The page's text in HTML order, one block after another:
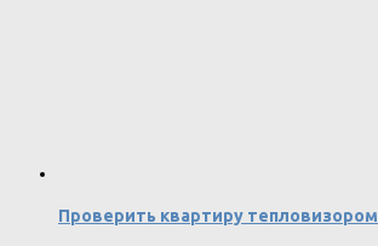
Проверить квартиру тепловизором